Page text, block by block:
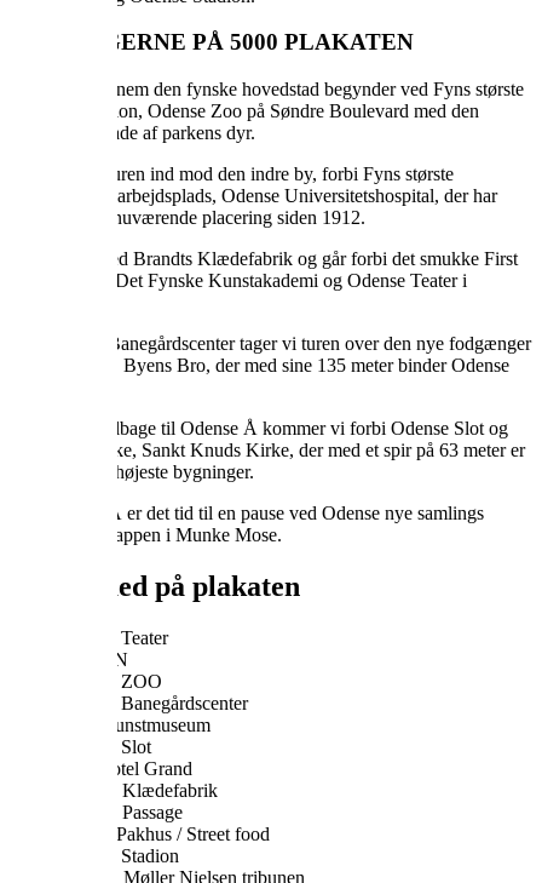
BYGNINGERNE PÅ 5000 PLAKATEN
Vores tur igennem den fynske hovedstad begynder ved Fyns største
turistarttaktration, Odense Zoo på Søndre Boulevard med den
velkendte facade af parkens dyr.
Herefter går turen ind mod den indre by, forbi Fyns største
enkeltstående arbejdsplads, Odense Universitetshospital, der har
ligget på den nuværende placering siden 1912.
Vi parkerer ved Brandts Klædefabrik og går forbi det smukke First
Hotel Grand, Det Fynske Kunstakademi og Odense Teater i
Ved Odense Banegårdscenter tager vi turen over den nye fodgænger
og cyklist bro, Byens Bro, der med sine 135 meter binder Odense
På vores tur tilbage til Odense Å kommer vi forbi Odense Slot og
byens domkirke, Sankt Knuds Kirke, der med et spir på 63 meter er
en af Odense højeste bygninger.
Ved Odense Å er det tid til en pause ved Odense nye samlings
punkt, Fisketrappen i Munke Mose.
Det er med på plakaten
Odense Teater
ODEON
Odense ZOO
Odense Banegårdscenter
Fyns Kunstmuseum
Odense Slot
First Hotel Grand
Brandts Klædefabrik
Brandts Passage
Storms Pakhus / Street food
Odense Stadion
Richard Møller Nielsen tribunen